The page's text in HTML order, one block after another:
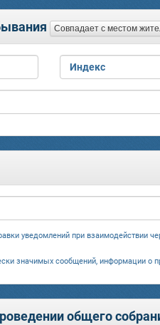
Совпадает с местом
Индекс
уведомлений при взаимодействии
значимых сообщений, информации о
общего